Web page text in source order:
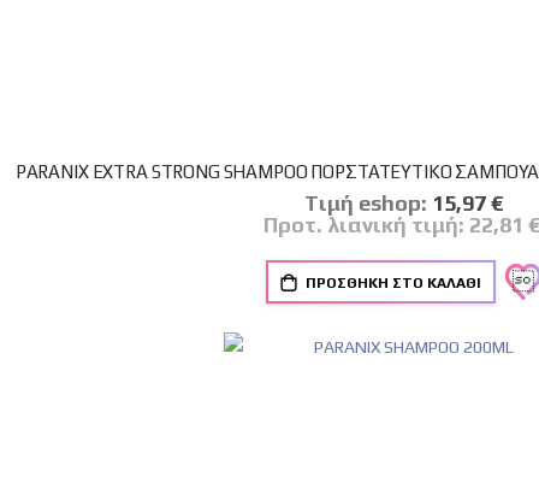
PARANIX EXTRA STRONG SHAMPOO ΠΟΡΣΤΑΤΕΥΤΙΚΟ
Tιμή eshop: Ειδική
Τιμή
15,97 €
Προτ. λιανική τιμή: 22,81 €
ΠΡΟΣΘΉΚΗ ΣΤΟ ΚΑΛΆΘΙ